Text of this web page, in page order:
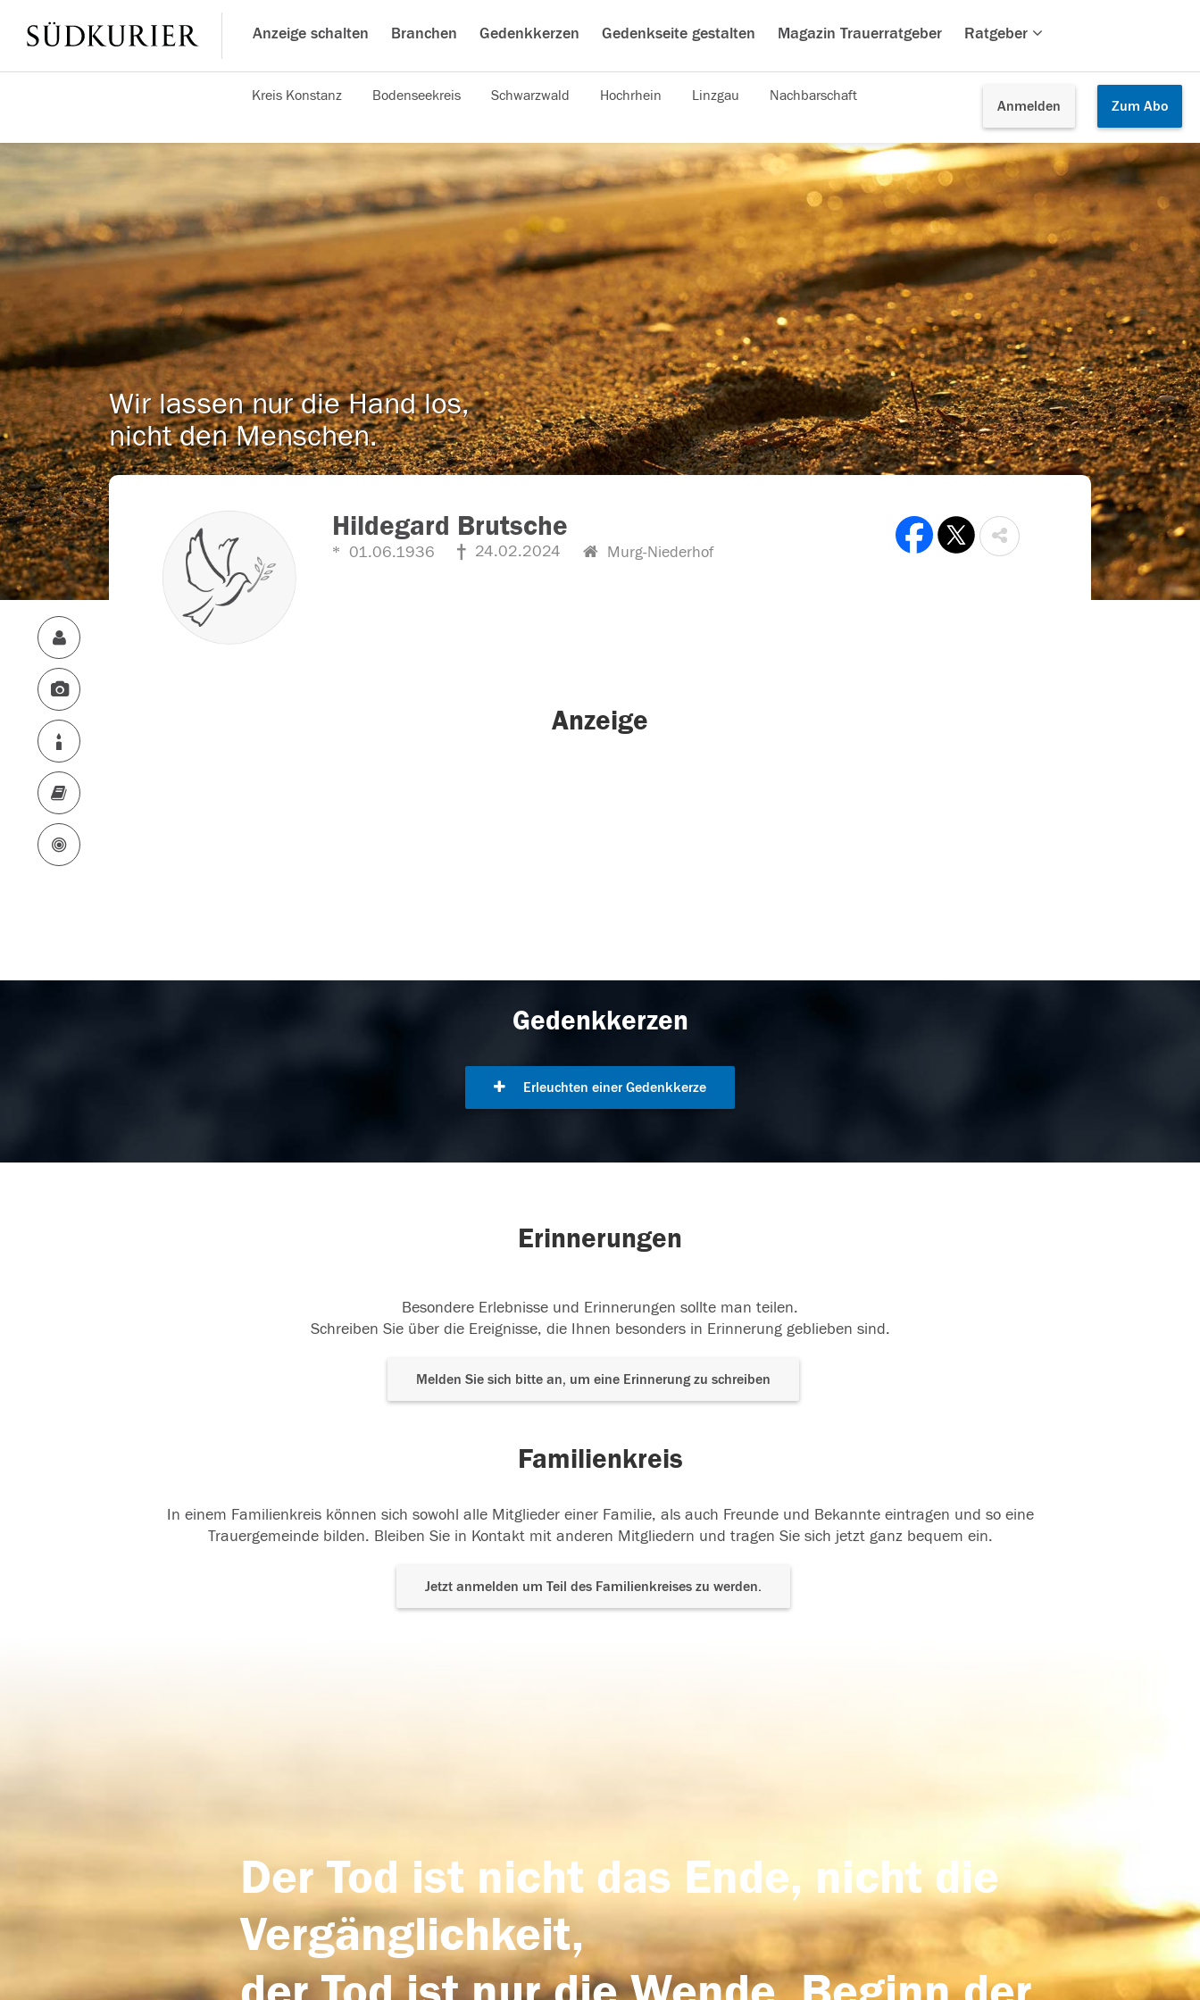
Anzeige schalten Branchen Gedenkkerzen Gedenkseite gestalten Magazin Trauerratgeber Ratgeber
Anmelden Zum Abo
Kreis Konstanz Bodenseekreis Schwarzwald Hochrhein Linzgau Nachbarschaft
Wir lassen nur die Hand los,
nicht den Menschen.
Hildegard Brutsche
01.06.1936 24.02.2024 Murg-Niederhof
Anzeige
Gedenkkerzen
Erleuchten einer Gedenkkerze
Erinnerungen
Besondere Erlebnisse und Erinnerungen sollte man teilen.
Schreiben Sie über die Ereignisse, die Ihnen besonders in Erinnerung geblieben sind.
Melden Sie sich bitte an, um eine Erinnerung zu schreiben
Familienkreis
In einem Familienkreis können sich sowohl alle Mitglieder einer Familie, als auch Freunde und Bekannte eintragen und so eine
Trauergemeinde bilden. Bleiben Sie in Kontakt mit anderen Mitgliedern und tragen Sie sich jetzt ganz bequem ein.
Jetzt anmelden um Teil des Familienkreises zu werden.
Der Tod ist nicht das Ende, nicht die
Vergänglichkeit,